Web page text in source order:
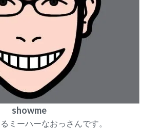
showme
ミーハーなおっさんです。